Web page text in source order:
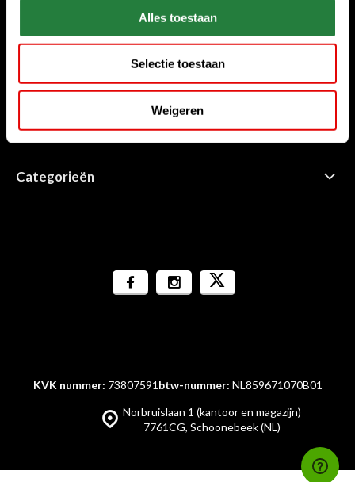
Alles toestaan
Selectie toestaan
Weigeren
Stuur ons een e-mail
sales@golfdriver.nl
Klantenservice
Informatie
Categorieën
Norbruislaan 1 (kantoor en magazijn)
7761CG, Schoonebeek (NL)
KVK nummer: 73807591 btw-nummer: NL859671070B01